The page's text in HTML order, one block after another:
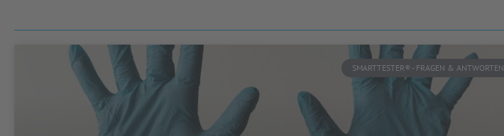
SMARTTESTER® - FRAGEN & ANTWORTEN